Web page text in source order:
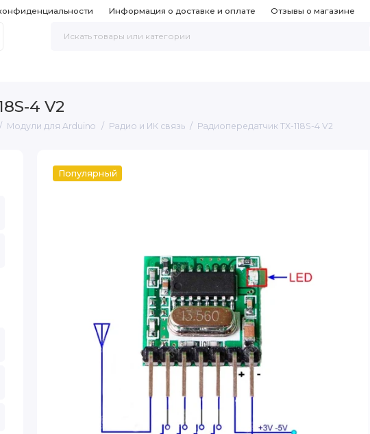
Информация о доставке и оплате Отзывы о магазине
4 V2
Модули для Arduino Радио и ИК связь Радиопередатчик TX-118S-4 V2
Популярный